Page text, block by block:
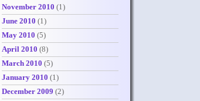
November 2010 (1)
June 2010 (1)
May 2010 (5)
April 2010 (8)
March 2010 (5)
January 2010 (1)
December 2009 (2)